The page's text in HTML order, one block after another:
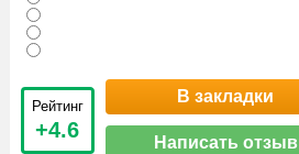
Рейтинг
+4.6
В закладки
Написать отзыв